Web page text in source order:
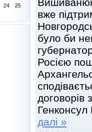
24
25
вже
було би
Росією
договорів
Генконсул
далі »